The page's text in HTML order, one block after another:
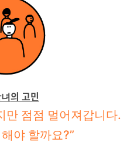
의 고민
만 점점 멀어져갑니다.
야 할까요?”